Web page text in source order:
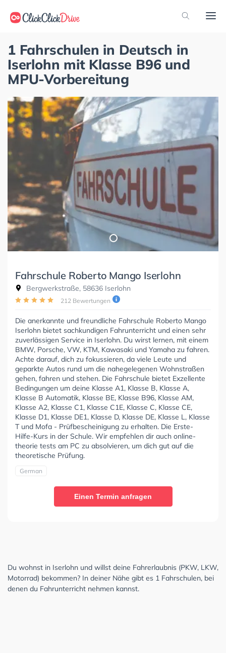
1 Fahrschulen in Deutsch in
Iserlohn mit Klasse B96 und
MPU-Vorbereitung
Fahrschule Roberto Mango Iserlohn
Bergwerkstraße, 58636 Iserlohn
212 Bewertungen
Die anerkannte und freundliche Fahrschule Roberto Mango
Iserlohn bietet sachkundigen Fahrunterricht und einen sehr
zuverlässigen Service in Iserlohn. Du wirst lernen, mit einem
BMW, Porsche, VW, KTM, Kawasaki und Yamaha zu fahren.
Achte darauf, dich zu fokussieren, da viele Leute und
geparkte Autos rund um die nahegelegenen Wohnstraßen
gehen, fahren und stehen. Die Fahrschule bietet Exzellente
Bedingungen um deine Klasse A1, Klasse B, Klasse A,
Klasse B Automatik, Klasse BE, Klasse B96, Klasse AM,
Klasse A2, Klasse C1, Klasse C1E, Klasse C, Klasse CE,
Klasse D1, Klasse DE1, Klasse D, Klasse DE, Klasse L, Klasse
T und Mofa - Prüfbescheinigung zu erhalten. Die Erste-
Hilfe-Kurs in der Schule. Wir empfehlen dir auch online-
theorie tests am PC zu absolvieren, um dich gut auf die
theoretische Prüfung.
German
Einen Termin anfragen
Du wohnst in Iserlohn und willst deine Fahrerlaubnis (PKW, LKW,
Motorrad) bekommen? In deiner Nähe gibt es 1 Fahrschulen, bei
denen du Fahrunterricht nehmen kannst.